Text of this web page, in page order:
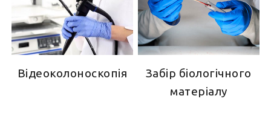
Відеоколоноскопія
Забір біологічного
матеріалу